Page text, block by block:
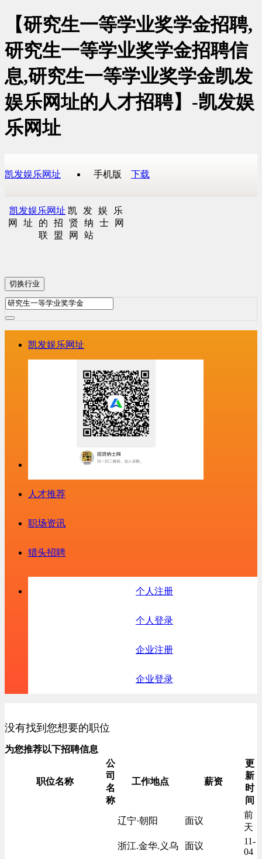
【研究生一等学业奖学金招聘,
研究生一等学业奖学金招聘信
息,研究生一等学业奖学金凯发
娱乐网址的人才招聘】-凯发娱
乐网址
凯发娱乐网址 手机版 下载
凯发娱乐网址 凯发娱乐
网址的招贤纳士网
联盟网站
切换行业
凯发娱乐网址
人才推荐
职场资讯
猎头招聘
个人注册
个人登录
企业注册
企业登录
没有找到您想要的职位
为您推荐以下招聘信息
职位名称
公
司
名
称
工作地点 薪资
更
新
时
间
辽宁·朝阳 面议
前
天
浙江.金华.义乌
面议
11-
04